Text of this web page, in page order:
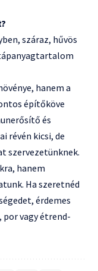
száraz, hűvös
hanem a
építőköve
és
révén kicsi, de
szervezetünknek.
hanem
Ha szeretnéd
érdemes
vagy étrend-